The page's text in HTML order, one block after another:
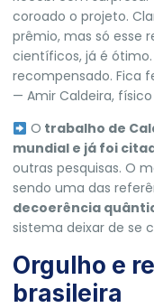
coroado o projeto.
prêmio, mas só esse
científicos, já é
recompensado. Fica
— Amir Caldeira,
O trabalho de
mundial e já foi
outras pesquisas. O
sendo uma das
decoerência
sistema deixar de se
Orgulho e
brasileira